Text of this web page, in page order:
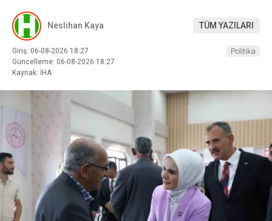
Neslihan Kaya TÜM YAZILARI
Giriş: 06-08-2026 18:27
Güncelleme: 06-08-2026 18:27
Kaynak: İHA
Politika